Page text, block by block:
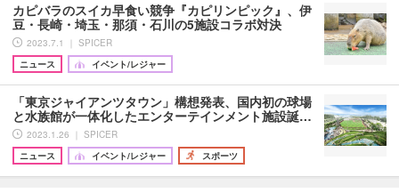
カピバラのスイカ早食い競争『カピリンピック』、伊
豆・長崎・埼玉・那須・石川の5施設コラボ対決
2023.7.1 ｜ SPICER
ニュース
イベント/レジャー
「東京ジャイアンツタウン」構想発表、国内初の球場
と水族館が一体化したエンターテインメント施設誕…
2023.1.26 ｜ SPICER
ニュース
イベント/レジャー スポーツ